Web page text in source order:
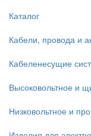
Каталог
Кабели, провода и
Кабеленесущие
Высоковольтное и
Низковольтное и